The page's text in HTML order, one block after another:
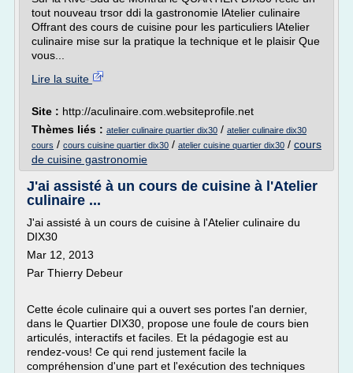
tout nouveau trsor ddi la gastronomie lAtelier culinaire
Offrant des cours de cuisine pour les particuliers lAtelier
culinaire mise sur la pratique la technique et le plaisir Que
vous...
Lire la suite
Site : http://aculinaire.com.websiteprofile.net
Thèmes liés : atelier culinaire quartier dix30 / atelier culinaire dix30
cours / cours cuisine quartier dix30 / atelier cuisine quartier dix30 / cours
de cuisine gastronomie
J'ai assisté à un cours de cuisine à l'Atelier
culinaire ...
J'ai assisté à un cours de cuisine à l'Atelier culinaire du
DIX30
Mar 12, 2013
Par Thierry Debeur
Cette école culinaire qui a ouvert ses portes l'an dernier,
dans le Quartier DIX30, propose une foule de cours bien
articulés, interactifs et faciles. Et la pédagogie est au
rendez-vous! Ce qui rend justement facile la
compréhension d'une part et l'exécution des techniques